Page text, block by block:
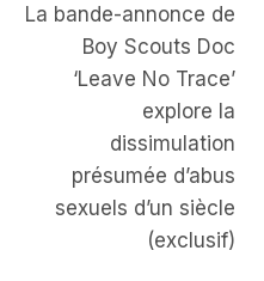
La bande-annonce de
Boy Scouts Doc
‘Leave No Trace’
explore la
dissimulation
présumée d’abus
sexuels d’un siècle
(exclusif)